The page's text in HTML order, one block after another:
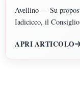
FILOSOFIA E
Avellino — Su
Iadicicco, il
Dipartimenti di
APRI ARTICOLO